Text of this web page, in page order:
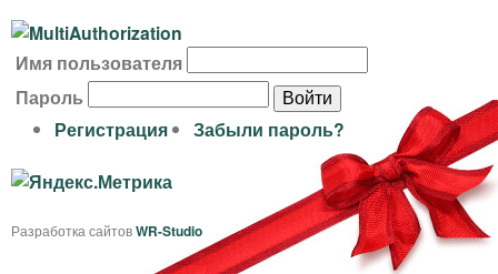
В
х
о
н
а
Имя пользователя
Пароль
Регистрация
Забыли пароль?
Разработка сайтовWR-Studio